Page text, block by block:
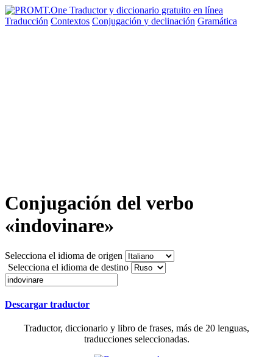
Traducción Contextos Conjugación y declinación Gramática
Conjugación del verbo
«indovinare»
Selecciona el idioma de origen
Selecciona el idioma de destino
Descargar traductor
Traductor, diccionario y libro de frases, más de 20 lenguas,
traducciones seleccionadas.